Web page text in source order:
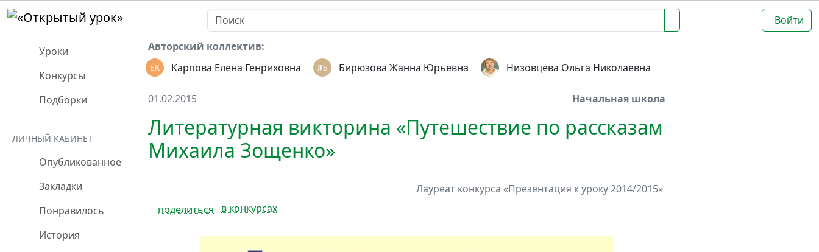
Войти
Уроки
Конкурсы
Подборки
ЛИЧНЫЙ КАБИНЕТ
Опубликованное
Закладки
Понравилось
История
Авторский коллектив:
Карпова Елена Генриховна
Бирюзова Жанна Юрьевна Низовцева Ольга Николаевна
01.02.2015 Начальная школа
Литературная викторина «Путешествие по рассказам
Михаила Зощенко»
Лауреат конкурса «Презентация к уроку 2014/2015»
поделиться
в конкурсах